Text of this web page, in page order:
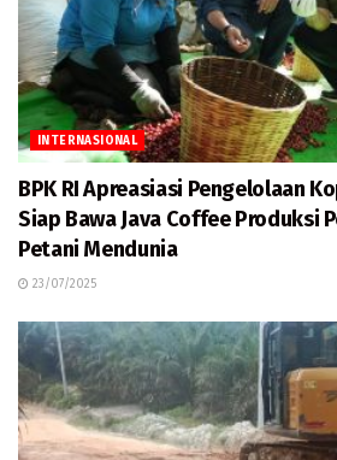
INTERNASIONAL
BPK RI Apreasiasi Pengelolaan
Siap Bawa Java Coffee Produksi
Petani Mendunia
23/07/2025